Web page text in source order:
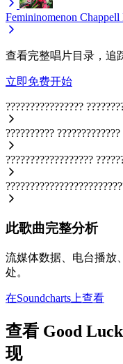
Femininomenon Chappell
查看完整唱片目录，追
立即免费开始
????????????????
?????????? ?????????????
??????????????????
此歌曲完整分析
流媒体数据、电台播放
处。
在Soundcharts上查看
查看 Good
现